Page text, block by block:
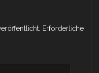
Erforderliche